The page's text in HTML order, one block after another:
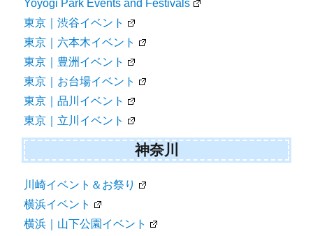
Yoyogi Park Events and Festivals
東京｜渋谷イベント
東京｜六本木イベント
東京｜豊洲イベント
東京｜お台場イベント
東京｜品川イベント
東京｜立川イベント
神奈川
川崎イベント＆お祭り
横浜イベント
横浜｜山下公園イベント